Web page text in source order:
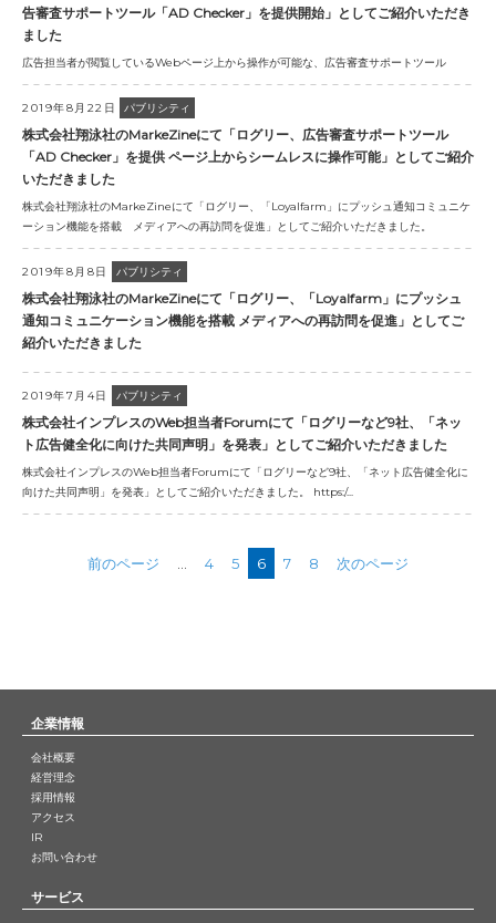
告審査サポートツール「AD Checker」を提供開始」としてご紹介いただき
ました
広告担当者が閲覧しているWebページ上から操作が可能な、広告審査サポートツール
2019年8月22日 パブリシティ
株式会社翔泳社のMarkeZineにて「ログリー、広告審査サポートツール
「AD Checker」を提供 ページ上からシームレスに操作可能」としてご紹介
いただきました
株式会社翔泳社のMarkeZineにて「ログリー、「Loyalfarm」にプッシュ通知コミュニケ
ーション機能を搭載 メディアへの再訪問を促進」としてご紹介いただきました。
2019年8月8日 パブリシティ
株式会社翔泳社のMarkeZineにて「ログリー、「Loyalfarm」にプッシュ
通知コミュニケーション機能を搭載 メディアへの再訪問を促進」としてご
紹介いただきました
2019年7月4日 パブリシティ
株式会社インプレスのWeb担当者Forumにて「ログリーなど9社、「ネッ
ト広告健全化に向けた共同声明」を発表」としてご紹介いただきました
株式会社インプレスのWeb担当者Forumにて「ログリーなど9社、「ネット広告健全化に
向けた共同声明」を発表」としてご紹介いただきました。 https:/...
前のページ 4 5 6 7 8 次のページ
企業情報
会社概要
経営理念
採用情報
アクセス
IR
お問い合わせ
サービス